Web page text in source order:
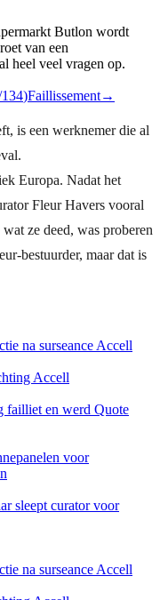
Butlon wordt
van een
heel veel vragen op.
)Faillissement→
is een werknemer die al
Europa. Nadat het
Fleur Havers vooral
ze deed, was proberen
bestuurder, maar dat is
na surseance Accell
Accell
failliet en werd Quote
voor
sleept curator voor
na surseance Accell